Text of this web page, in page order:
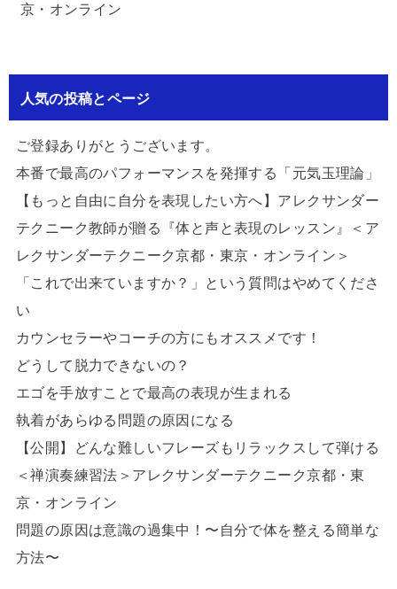
京・オンライン
人気の投稿とページ
ご登録ありがとうございます。
本番で最高のパフォーマンスを発揮する「元気玉理論」
【もっと自由に自分を表現したい方へ】アレクサンダー
テクニーク教師が贈る『体と声と表現のレッスン』＜ア
レクサンダーテクニーク京都・東京・オンライン＞
「これで出来ていますか？」という質問はやめてくださ
い
カウンセラーやコーチの方にもオススメです！
どうして脱力できないの？
エゴを手放すことで最高の表現が生まれる
執着があらゆる問題の原因になる
【公開】どんな難しいフレーズもリラックスして弾ける
＜禅演奏練習法＞アレクサンダーテクニーク京都・東
京・オンライン
問題の原因は意識の過集中！〜自分で体を整える簡単な
方法〜